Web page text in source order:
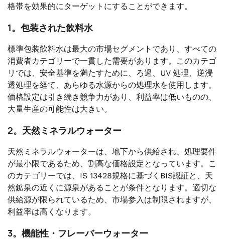
格帯を効果的にターゲットにすることができます。
1。包装された飲料水
標準包装飲料水は最大の市場セグメントであり、すべての
消費者カテゴリーで一貫した需要があります。このカテゴ
リでは、安全基準を満たすために、ろ過、UV 処理、逆浸
透処理を経て、あらゆる水源からの処理水を使用します。
価格設定は引き続き競争力があり、利益率は低いものの、
大量生産の可能性は大きい。
2。天然ミネラルウォーター
天然ミネラルウォーターは、地下から供給され、処理要件
が最小限であるため、割高な価格設定となっています。こ
のカテゴリーでは、IS 13428規格に基づくBIS認証と、天
然鉱泉の近くに源泉があることが条件となります。適切な
供給源が限られているため、市場参入は制限されますが、
利益率は高くなります。
3。機能性・フレーバーウォーター